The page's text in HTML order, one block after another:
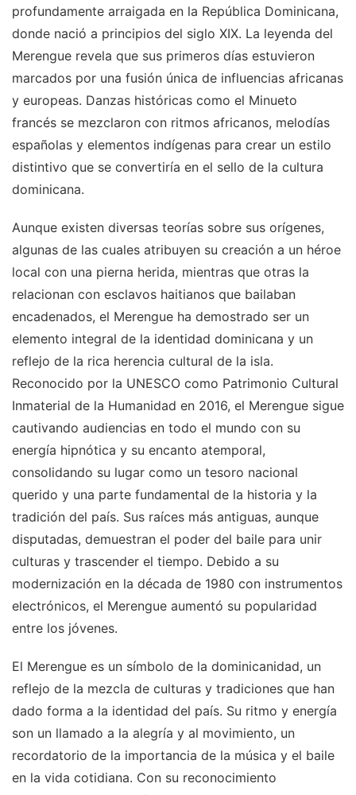
profundamente arraigada en la República Dominicana,
donde nació a principios del siglo XIX. La leyenda del
Merengue revela que sus primeros días estuvieron
marcados por una fusión única de influencias africanas
y europeas. Danzas históricas como el Minueto
francés se mezclaron con ritmos africanos, melodías
españolas y elementos indígenas para crear un estilo
distintivo que se convertiría en el sello de la cultura
dominicana.
Aunque existen diversas teorías sobre sus orígenes,
algunas de las cuales atribuyen su creación a un héroe
local con una pierna herida, mientras que otras la
relacionan con esclavos haitianos que bailaban
encadenados, el Merengue ha demostrado ser un
elemento integral de la identidad dominicana y un
reflejo de la rica herencia cultural de la isla.
Reconocido por la UNESCO como Patrimonio Cultural
Inmaterial de la Humanidad en 2016, el Merengue sigue
cautivando audiencias en todo el mundo con su
energía hipnótica y su encanto atemporal,
consolidando su lugar como un tesoro nacional
querido y una parte fundamental de la historia y la
tradición del país. Sus raíces más antiguas, aunque
disputadas, demuestran el poder del baile para unir
culturas y trascender el tiempo. Debido a su
modernización en la década de 1980 con instrumentos
electrónicos, el Merengue aumentó su popularidad
entre los jóvenes.
El Merengue es un símbolo de la dominicanidad, un
reflejo de la mezcla de culturas y tradiciones que han
dado forma a la identidad del país. Su ritmo y energía
son un llamado a la alegría y al movimiento, un
recordatorio de la importancia de la música y el baile
en la vida cotidiana. Con su reconocimiento